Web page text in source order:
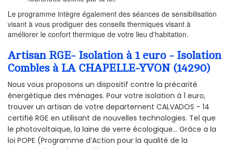
Le programme intègre également des séances de sensibilisation
visant à vous prodiguer des conseils thermiques visant à
améliorer le confort thermique de votre lieu d'habitation.
Artisan RGE- Isolation à 1 euro - Isolation
Combles à LA CHAPELLE-YVON (14290)
Nous vous proposons un dispositif contre la précarité
énergétique des ménages. Pour votre isolation à 1 euro,
trouver un artisan de votre departement CALVADOS - 14
certifié RGE en utilisant de nouvelles technologies. Tel que
le photovoltaïque, la laine de verre écologique... Grâce a la
loi POPE (Programme d’Action pour la qualité de la